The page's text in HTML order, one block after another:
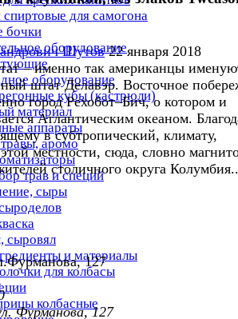
для самогона
бочки
оборудование
оборудование
кубы (кастрюли)
материал
аппараты
аромо
трав и специй
сыры
сыровял
и материалы
для колбасы
колбасные
Шутов 22 января 2018
– именно так американцы
штат Делавэр. Восточное
город Рехобот–Бич, о котором и
Атлантическим океаном.
в субтропический, климату,
местности, сюда, словно
столичного округа
127
Фурманoва, 127